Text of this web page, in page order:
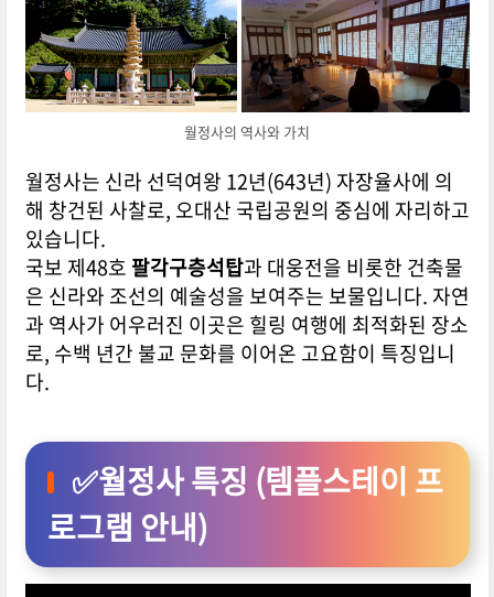
월정사의 역사와 가치
월정사는 신라 선덕여왕 12년(643년) 자장율사에 의
해 창건된 사찰로, 오대산 국립공원의 중심에 자리하고
있습니다.
국보 제48호 팔각구층석탑과 대웅전을 비롯한 건축물
은 신라와 조선의 예술성을 보여주는 보물입니다. 자연
과 역사가 어우러진 이곳은 힐링 여행에 최적화된 장소
로, 수백 년간 불교 문화를 이어온 고요함이 특징입니
다.
✅월정사 특징 (템플스테이 프
로그램 안내)